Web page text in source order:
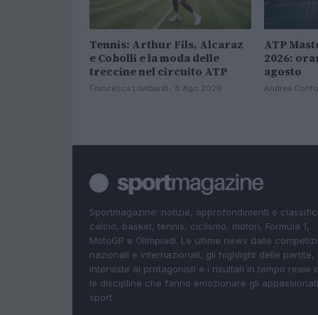
Tennis: Arthur Fils, Alcaraz
e Cobolli e la moda delle
treccine nel circuito ATP
Francesca Lombardi · 8 Ago 2026
ATP
2026:
agosto
Andrea
Sportmagazine: notizie, approfondimenti e
calcio, basket, tennis, ciclismo, motori, Formula 1,
MotoGP e Olimpiadi. Le ultime news dalle
nazionali e internazionali, gli highlight delle partite,
interviste ai protagonisti e i risultati in tempo reale
le discipline che fanno emozionare gli
sport.